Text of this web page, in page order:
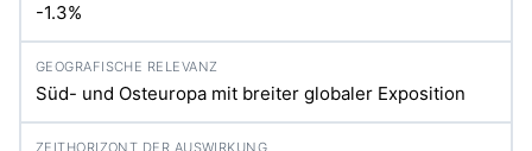
-1.3%
Süd- und Osteuropa mit breiter globaler Exposition